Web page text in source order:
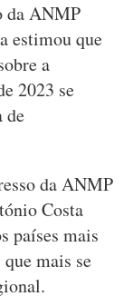
da ANMP
estimou que
a
2023 se
de
da ANMP
Costa
países mais
mais se